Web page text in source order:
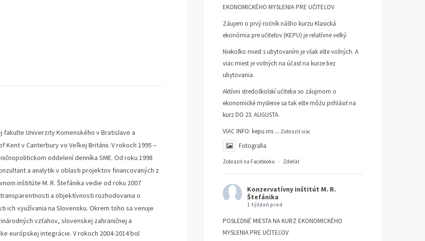
Univerzity Komenského v Bratislave a
Kent v Canterbury vo Veľkej Británii. V rokoch 1995 –
oddelení denníka SME. Od roku 1998
a analytik v oblasti projektov financovaných z
inštitúte M. R. Štefánika vedie od roku 2007
a objektívnosti rozhodovania o
využívania na Slovensku. Okrem toho sa venuje
vzťahov, slovenskej zahraničnej a
európskej integrácie. V rokoch 2004-2014 bol
EKONOMICKÉHO MYSLENIA PRE UČITEĽOV
Záujem o prvý ročník nášho kurzu Klasická
ekonómia pre učiteľov (KEPU) je relatívne veľký.
Niekoľko miest s ubytovaním je však ešte voľných. A
viac miest je voľných na účasť na kurze bez
ubytovania.
Aktívni stredoškolskí učitelia so záujmom o
ekonomické myslenie sa tak ešte môžu prihlásiť na
kurz DO 23. AUGUSTA.
VIAC INFO: kepu.ins ... Zobraziť viac
Fotografia
Zobraziť na Facebooku · Zdieľať
Konzervatívny inštitút M. R.
Štefánika
1 týždeň pred
POSLEDNÉ MIESTA NA KURZ EKONOMICKÉHO
MYSLENIA PRE UČITEĽOV